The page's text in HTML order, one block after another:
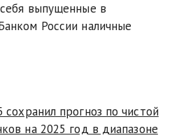
выпущенные в
России наличные
сохранил прогноз по чистой
на 2025 год в диапазоне